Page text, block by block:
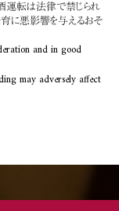
運転は法律で禁じられ
に悪影響を与えるおそ
and in good
may adversely affect